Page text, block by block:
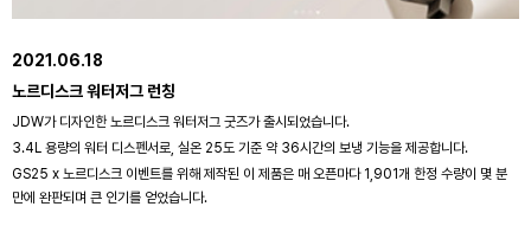
2021.06.18
노르디스크 워터저그 런칭
JDW가 디자인한 노르디스크 워터저그 굿즈가 출시되었습니다.
3.4L 용량의 워터 디스펜서로, 실온 25도 기준 약 36시간의 보냉 기능을 제공합니다.
GS25 x 노르디스크 이벤트를 위해 제작된 이 제품은 매 오픈마다 1,901개 한정 수량이 몇 분
만에 완판되며 큰 인기를 얻었습니다.